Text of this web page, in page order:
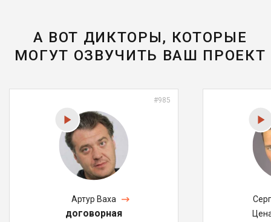
А ВОТ ДИКТОРЫ, КОТОРЫЕ
МОГУТ ОЗВУЧИТЬ ВАШ ПРОЕКТ
#985
Артур Ваха
договорная